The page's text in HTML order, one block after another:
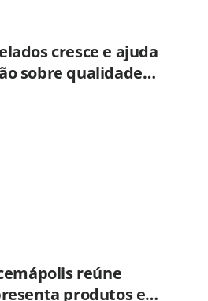
cresce e ajuda
sobre qualidade
reúne
produtos e